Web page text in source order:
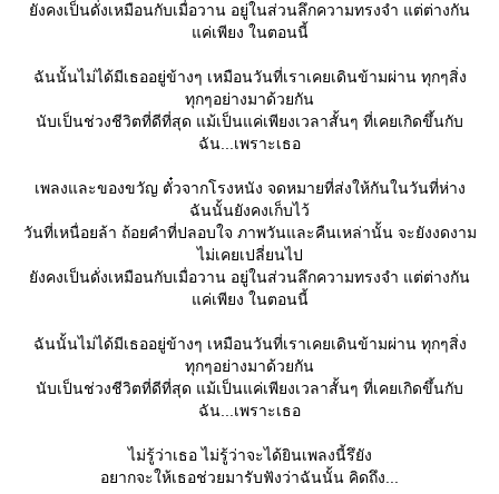
ังคงเป็นดั่งเหมือนกับเมื่อวาน อยู่ในส่วนลึกความทรงจำ แต่ต่างกัน
ค่เพียง ในตอนนี้
ฉันนั้นไม่ได้มีเธออยู่ข้างๆ เหมือนวันที่เราเคยเดินข้ามผ่าน ทุกๆสิ่ง
ทุกๆอย่างมาด้วยกัน
นับเป็นช่วงชีวิตที่ดีที่สุด แม้เป็นแค่เพียงเวลาสั้นๆ ที่เคยเกิดขึ้นกับ
ฉัน...เพราะเธอ
เพลงและของขวัญ ตั๋วจากโรงหนัง จดหมายที่ส่งให้กันในวันที่ห่าง
ฉันนั้นยังคงเก็บไว้
วันที่เหนื่อยล้า ถ้อยคำที่ปลอบใจ ภาพวันและคืนเหล่านั้น จะยังงดงาม
ไม่เคยเปลี่ยนไป
ังคงเป็นดั่งเหมือนกับเมื่อวาน อยู่ในส่วนลึกความทรงจำ แต่ต่างกัน
ค่เพียง ในตอนนี้
ฉันนั้นไม่ได้มีเธออยู่ข้างๆ เหมือนวันที่เราเคยเดินข้ามผ่าน ทุกๆสิ่ง
ทุกๆอย่างมาด้วยกัน
นับเป็นช่วงชีวิตที่ดีที่สุด แม้เป็นแค่เพียงเวลาสั้นๆ ที่เคยเกิดขึ้นกับ
ฉัน...เพราะเธอ
ไม่รู้ว่าเธอ ไม่รู้ว่าจะได้ยินเพลงนี้รึยัง
อยากจะให้เธอช่วยมารับฟังว่าฉันนั้น คิดถึง...